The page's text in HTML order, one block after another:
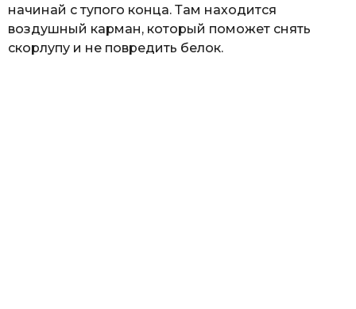
начинай с тупого конца. Там находится
воздушный карман, который поможет снять
скорлупу и не повредить белок.